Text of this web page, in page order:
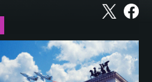
X フ
ェ
ス
ブ
ッ
ク